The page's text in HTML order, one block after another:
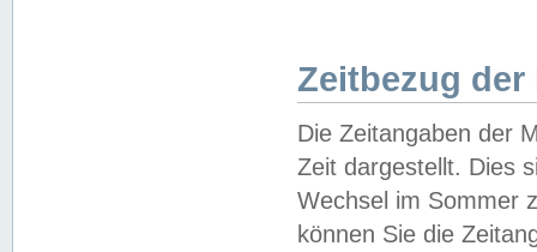
Zeitbezug der
Die Zeitangaben der
Zeit dargestellt. Dies
Wechsel im Sommer
können Sie die